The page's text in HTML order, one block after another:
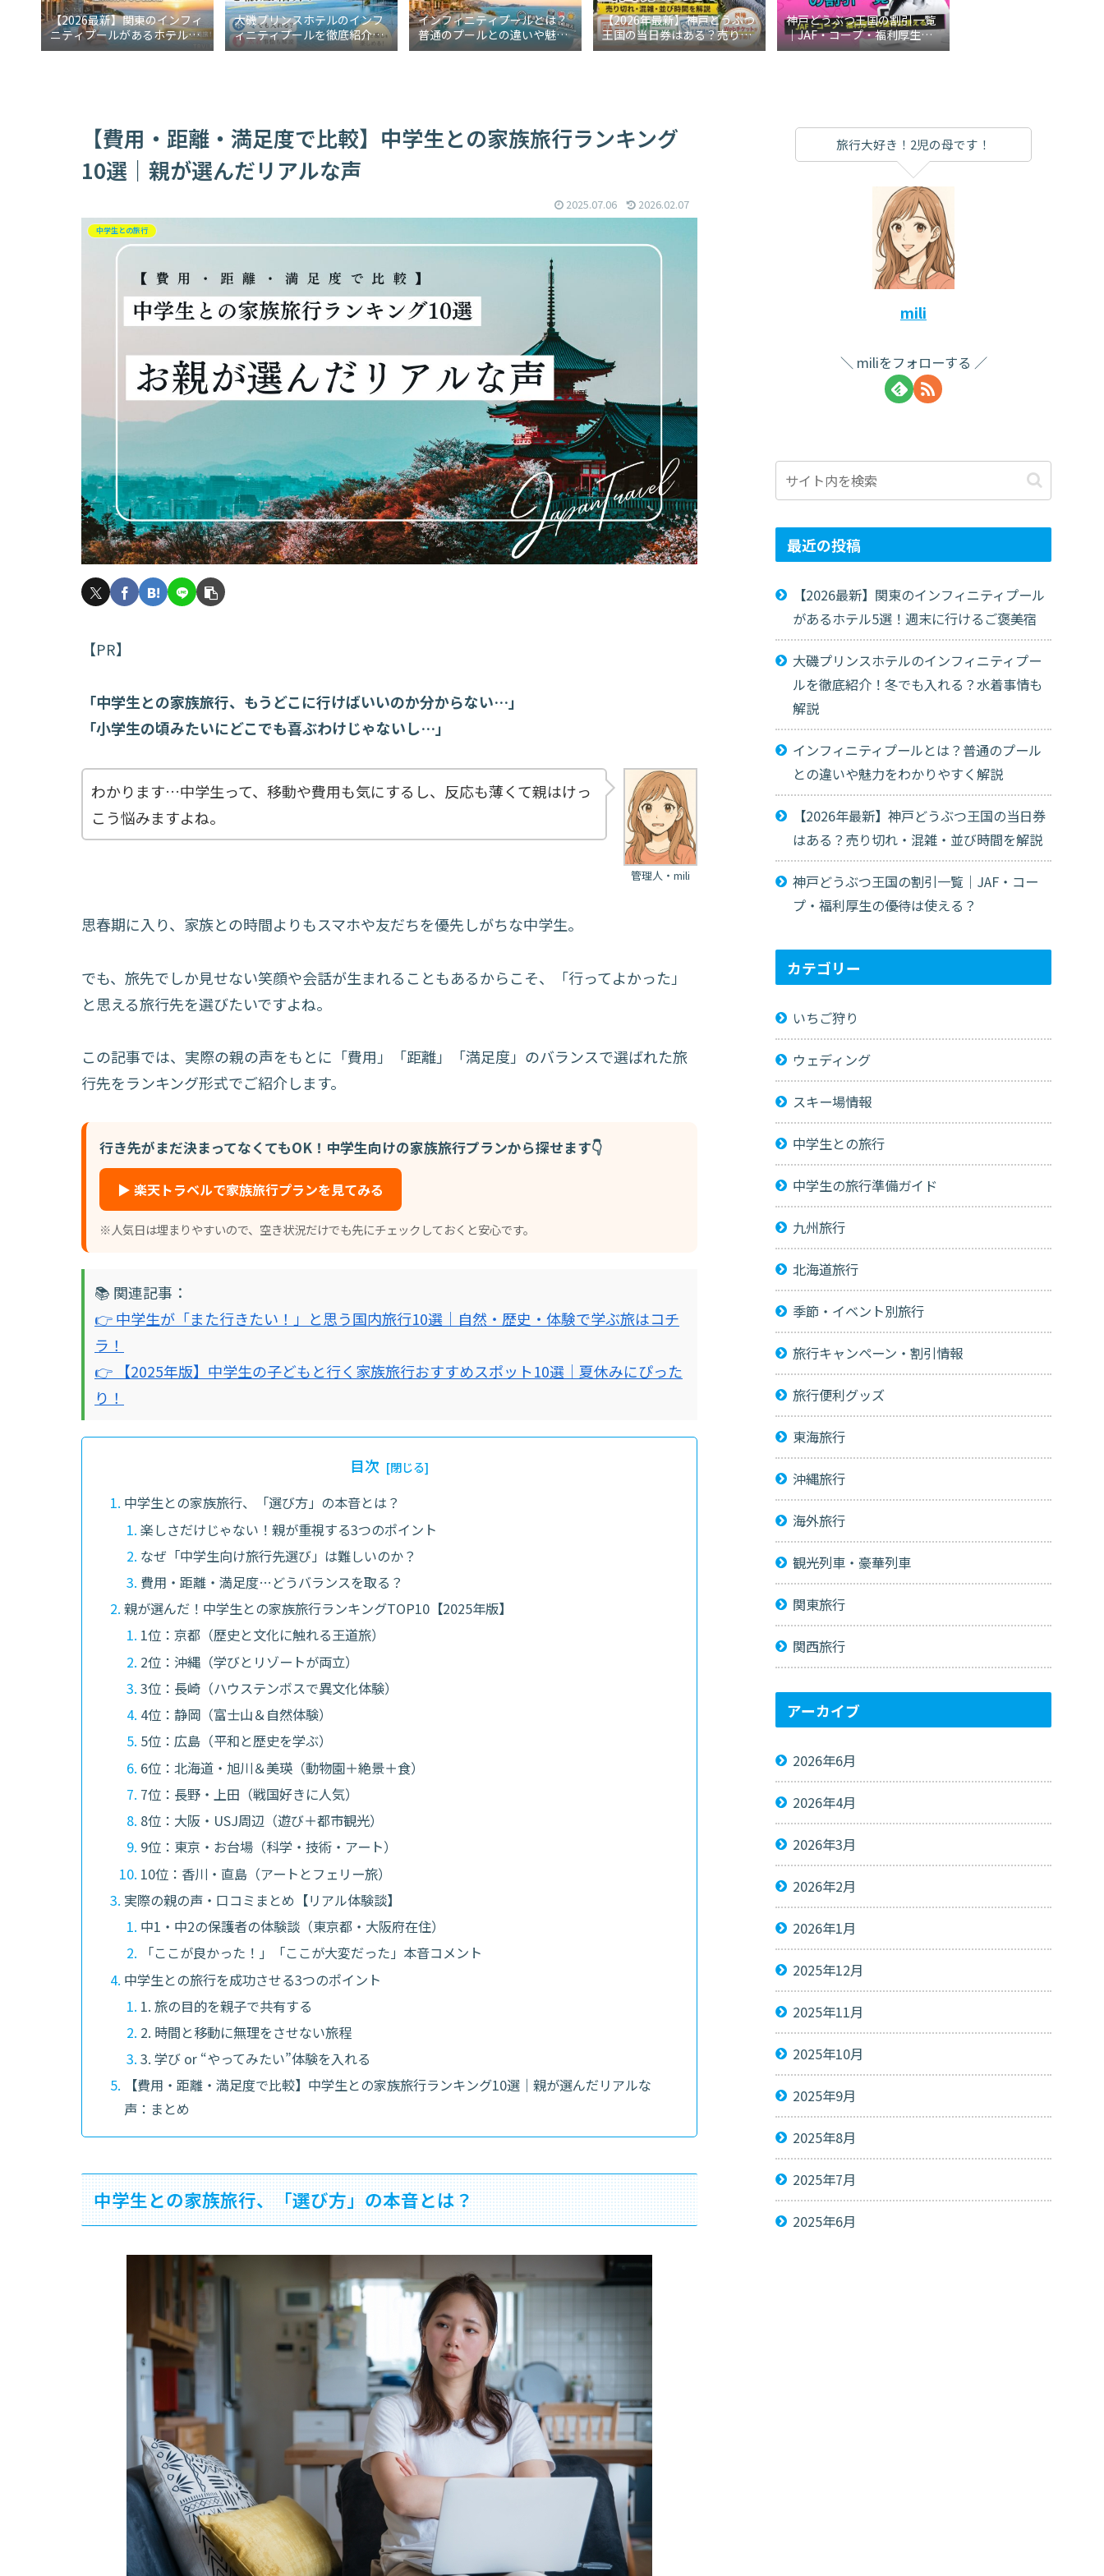
【2026最新】関東のインフィ
ニティプールがあるホテル5
選！週末に行けるご褒美宿
大磯プリンスホテルのインフ
ィニティプールを徹底紹介！
冬でも入れる？水着事情も解
インフィニティプールとは？
普通のプールとの違いや魅力
をわかりやすく解説
【2026年最新】神戸どうぶつ
王国の当日券はある？売り切
れ・混雑・並び時間を解説
神戸どうぶつ王国の割引一覧
｜JAF・コープ・福利厚生の
優待は使える？
【費用・距離・満足度で比較】中学生との家族旅行ランキング
10選｜親が選んだリアルな声
2025.07.06 2026.02.07
中学生との旅行
【PR】
「中学生との家族旅行、もうどこに行けばいいのか分からない…」
「小学生の頃みたいにどこでも喜ぶわけじゃないし…」
管理人・mili
わかります…中学生って、移動や費用も気にするし、反応も薄くて親はけっ
こう悩みますよね。
思春期に入り、家族との時間よりもスマホや友だちを優先しがちな中学生。
でも、旅先でしか見せない笑顔や会話が生まれることもあるからこそ、「行ってよかった」
と思える旅行先を選びたいですよね。
この記事では、実際の親の声をもとに「費用」「距離」「満足度」のバランスで選ばれた旅
行先をランキング形式でご紹介します。
行き先がまだ決まってなくてもOK！中学生向けの家族旅行プランから探せます👇
▶ 楽天トラベルで家族旅行プランを見てみる
※人気日は埋まりやすいので、空き状況だけでも先にチェックしておくと安心です。
📚 関連記事：
👉 中学生が「また行きたい！」と思う国内旅行10選｜自然・歴史・体験で学ぶ旅はコチ
ラ！
👉 【2025年版】中学生の子どもと行く家族旅行おすすめスポット10選｜夏休みにぴった
り！
目次
中学生との家族旅行、「選び方」の本音とは？
楽しさだけじゃない！親が重視する3つのポイント
なぜ「中学生向け旅行先選び」は難しいのか？
費用・距離・満足度…どうバランスを取る？
親が選んだ！中学生との家族旅行ランキングTOP10【2025年版】
1位：京都（歴史と文化に触れる王道旅）
2位：沖縄（学びとリゾートが両立）
3位：長崎（ハウステンボスで異文化体験）
4位：静岡（富士山＆自然体験）
5位：広島（平和と歴史を学ぶ）
6位：北海道・旭川＆美瑛（動物園＋絶景＋食）
7位：長野・上田（戦国好きに人気）
8位：大阪・USJ周辺（遊び＋都市観光）
9位：東京・お台場（科学・技術・アート）
10位：香川・直島（アートとフェリー旅）
実際の親の声・口コミまとめ【リアル体験談】
中1・中2の保護者の体験談（東京都・大阪府在住）
「ここが良かった！」「ここが大変だった」本音コメント
中学生との旅行を成功させる3つのポイント
1. 旅の目的を親子で共有する
2. 時間と移動に無理をさせない旅程
3. 学び or “やってみたい”体験を入れる
【費用・距離・満足度で比較】中学生との家族旅行ランキング10選｜親が選んだリアルな
声：まとめ
中学生との家族旅行、「選び方」の本音とは？
旅行大好き！2児の母です！
mili
miliをフォローする
最近の投稿
【2026最新】関東のインフィニティプール
があるホテル5選！週末に行けるご褒美宿
大磯プリンスホテルのインフィニティプー
ルを徹底紹介！冬でも入れる？水着事情も
解説
インフィニティプールとは？普通のプール
との違いや魅力をわかりやすく解説
【2026年最新】神戸どうぶつ王国の当日券
はある？売り切れ・混雑・並び時間を解説
神戸どうぶつ王国の割引一覧｜JAF・コー
プ・福利厚生の優待は使える？
カテゴリー
いちご狩り
ウェディング
スキー場情報
中学生との旅行
中学生の旅行準備ガイド
九州旅行
北海道旅行
季節・イベント別旅行
旅行キャンペーン・割引情報
旅行便利グッズ
東海旅行
沖縄旅行
海外旅行
観光列車・豪華列車
関東旅行
関西旅行
アーカイブ
2026年6月
2026年4月
2026年3月
2026年2月
2026年1月
2025年12月
2025年11月
2025年10月
2025年9月
2025年8月
2025年7月
2025年6月